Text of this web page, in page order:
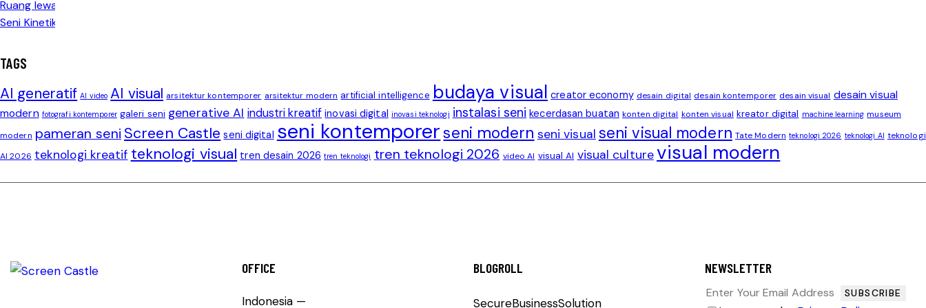
TAGS
AI generatif AI video AI visual arsitektur kontemporer arsitektur modern artificial intelligence budaya visual creator economy desain digital desain kontemporer desain visual desain visual
modern fotografi kontemporer galeri seni generative AI industri kreatif inovasi digital inovasi teknologi instalasi seni kecerdasan buatan konten digital konten visual kreator digital machine learning museum
modern pameran seni Screen Castle seni digital seni kontemporerseni modern seni visual seni visual modern Tate Modern teknologi 2026 teknologi AI teknologi
AI 2026 teknologi kreatif teknologi visual tren desain 2026 tren teknologi tren teknologi 2026 video AI visual AI visual culturevisual modern
OFFICE
Indonesia —
BLOGROLL
SecureBusinessSolution
NEWSLETTER
SUBSCRIBE